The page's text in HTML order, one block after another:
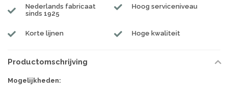
Nederlands fabricaat
sinds 1925
Hoog serviceniveau
Korte lijnen Hoge kwaliteit
Productomschrijving
Mogelijkheden: